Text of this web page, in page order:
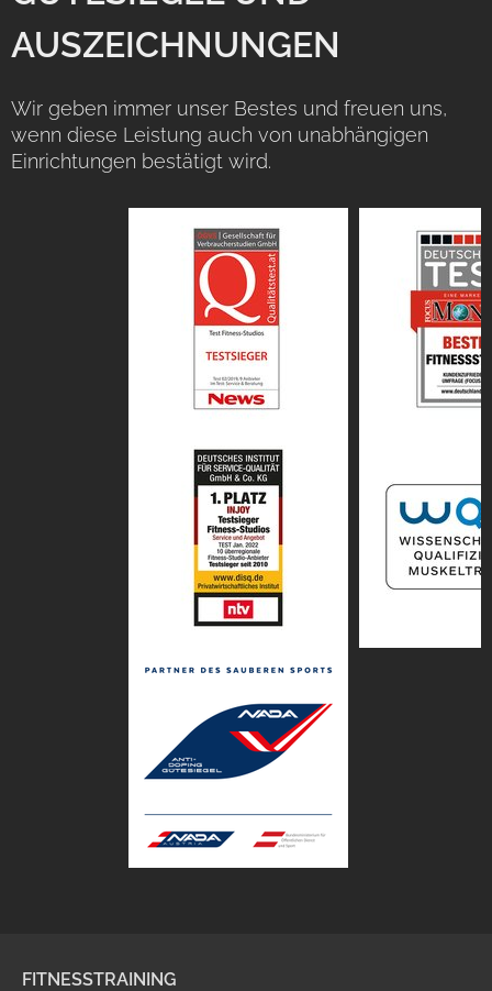
AUSZEICHNUNGEN
Wir geben immer unser Bestes und freuen uns,
wenn diese Leistung auch von unabhängigen
Einrichtungen bestätigt wird.
FITNESSTRAINING